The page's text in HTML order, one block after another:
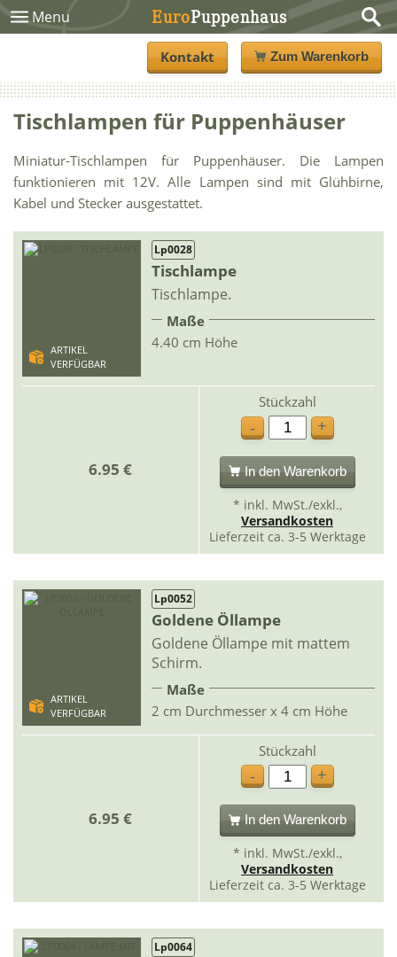
Menu EuroPuppenhaus
Kontakt Zum Warenkorb
Tischlampen für Puppenhäuser
Miniatur-Tischlampen für Puppenhäuser. Die Lampen
funktionieren mit 12V. Alle Lampen sind mit Glühbirne,
Kabel und Stecker ausgestattet.
ARTIKEL
VERFÜGBAR
Lp0028
Tischlampe
Tischlampe.
Maße
4.40 cm Höhe
6.95 €
Stückzahl
-
+
In den Warenkorb
* inkl. MwSt./exkl.,
Versandkosten
Lieferzeit ca. 3-5 Werktage
ARTIKEL
VERFÜGBAR
Lp0052
Goldene Öllampe
Goldene Öllampe mit mattem
Schirm.
Maße
2 cm Durchmesser x 4 cm Höhe
6.95 €
Stückzahl
-
+
In den Warenkorb
* inkl. MwSt./exkl.,
Versandkosten
Lieferzeit ca. 3-5 Werktage
Lp0064